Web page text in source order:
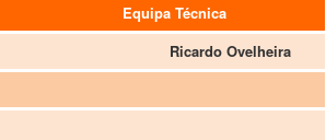
Equipa Técnica
Ricardo Ovelheira